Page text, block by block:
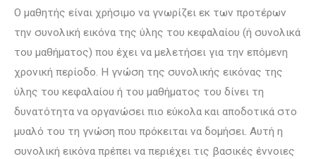
Ο μαθητής είναι χρήσιμο να γνωρίζει εκ των προτέρων
την συνολική εικόνα της ύλης του κεφαλαίου (ή συνολικά
του μαθήματος) που έχει να μελετήσει για την επόμενη
χρονική περίοδο. Η γνώση της συνολικής εικόνας της
ύλης του κεφαλαίου ή του μαθήματος του δίνει τη
δυνατότητα να οργανώσει πιο εύκολα και αποδοτικά στο
μυαλό του τη γνώση που πρόκειται να δομήσει. Αυτή η
συνολική εικόνα πρέπει να περιέχει τις βασικές έννοιες